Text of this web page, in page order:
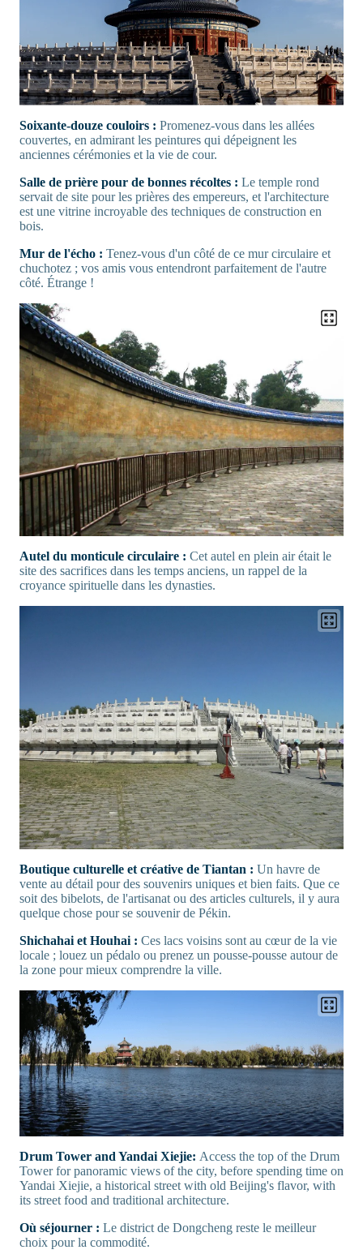
Soixante-douze couloirs : Promenez-vous dans les allées
couvertes, en admirant les peintures qui dépeignent les
anciennes cérémonies et la vie de cour.
Salle de prière pour de bonnes récoltes : Le temple rond
servait de site pour les prières des empereurs, et l'architecture
est une vitrine incroyable des techniques de construction en
bois.
Mur de l'écho : Tenez-vous d'un côté de ce mur circulaire et
chuchotez ; vos amis vous entendront parfaitement de l'autre
côté. Étrange !
Autel du monticule circulaire : Cet autel en plein air était le
site des sacrifices dans les temps anciens, un rappel de la
croyance spirituelle dans les dynasties.
Boutique culturelle et créative de Tiantan : Un havre de
vente au détail pour des souvenirs uniques et bien faits. Que ce
soit des bibelots, de l'artisanat ou des articles culturels, il y aura
quelque chose pour se souvenir de Pékin.
Shichahai et Houhai : Ces lacs voisins sont au cœur de la vie
locale ; louez un pédalo ou prenez un pousse-pousse autour de
la zone pour mieux comprendre la ville.
Drum Tower and Yandai Xiejie: Access the top of the Drum
Tower for panoramic views of the city, before spending time on
Yandai Xiejie, a historical street with old Beijing's flavor, with
its street food and traditional architecture.
Où séjourner : Le district de Dongcheng reste le meilleur
choix pour la commodité.